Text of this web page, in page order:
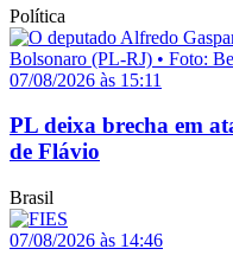
Política
07/08/2026 às 15:11
PL deixa brecha em
de Flávio
Brasil
07/08/2026 às 14:46